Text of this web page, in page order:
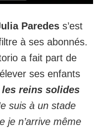
Paredes s’est
à ses abonnés.
a fait part de
ses enfants
reins solides
suis à un stade
je n’arrive même